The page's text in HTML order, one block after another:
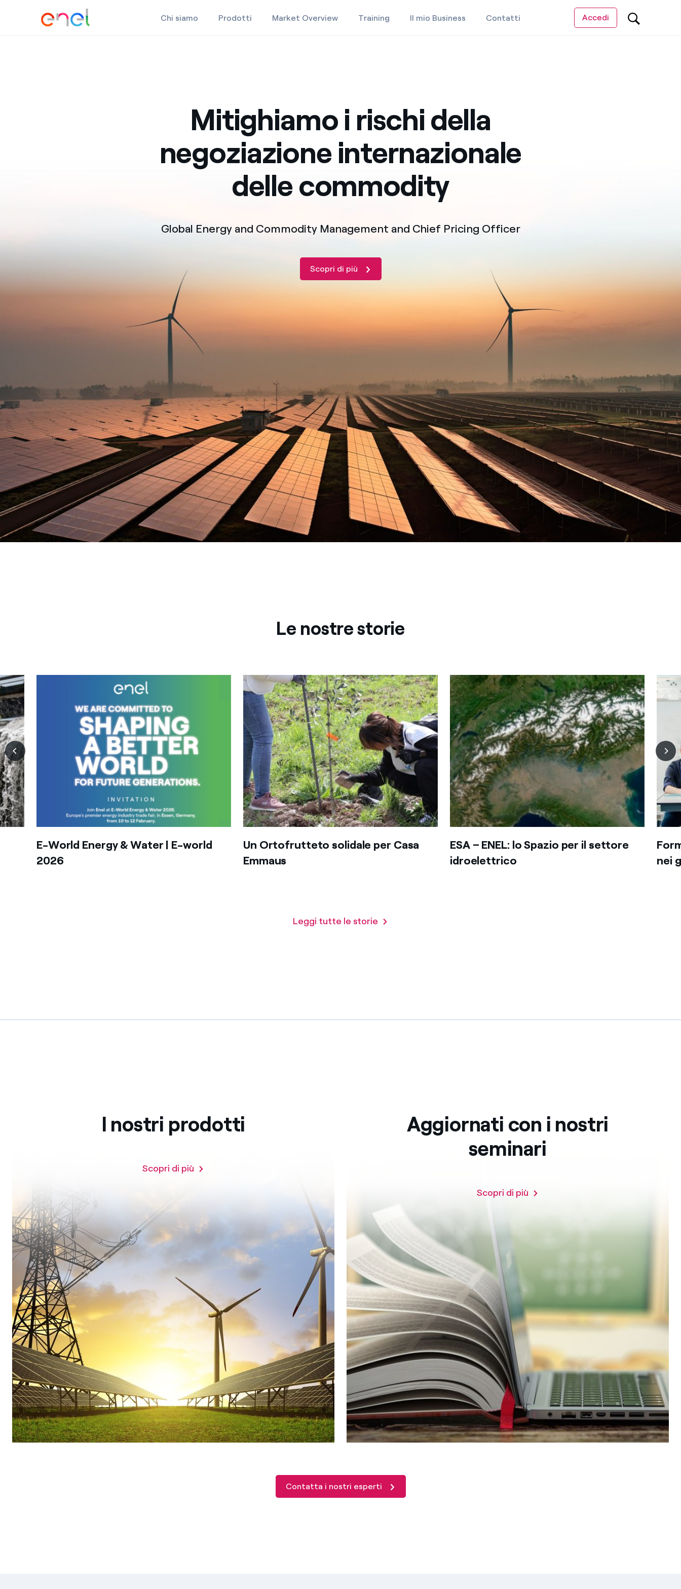
Chi siamo Prodotti Market Overview Training Il mio Business Contatti Accedi
Training
Mitighiamo i rischi della
negoziazione internazionale
delle commodity
Global Energy and Commodity Management and Chief Pricing Officer
Scopri di più
Le nostre storie
E-World Energy & Water | E-world
2026
Un Ortofrutteto solidale per Casa
Emmaus
ESA – ENEL: lo Spazio per il settore
idroelettrico
nei
Leggi tutte le storie
I nostri prodotti
Scopri di più
Aggiornati con i nostri
seminari
Scopri di più
Contatta i nostri esperti